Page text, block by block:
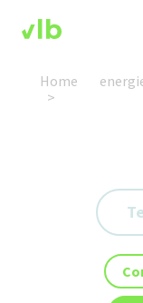
Home